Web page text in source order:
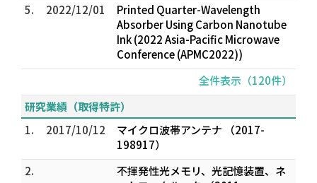
5.
2022/12/01
Printed Quarter-Wavelength
Absorber Using Carbon Nanotube
Ink (2022 Asia-Pacific Microwave
Conference (APMC2022))
全件表示（120件）
研究業績（取得特許）
1.
2017/10/12
マイクロ波帯アンテナ （2017-
198917）
2.
不揮発性光メモリ、光記憶装置、ネ